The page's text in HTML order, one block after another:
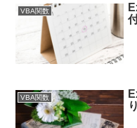
VBA関数
VBA関数